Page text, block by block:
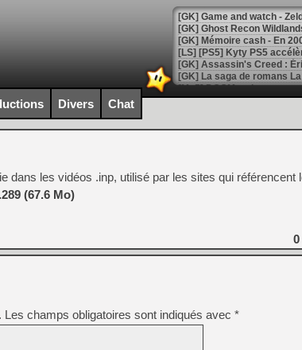
[Mo5] DOOM arrive en
[GK] Bethesda fête les 30
[GK] Roblox : l'action en
[GK] Agenda - GeForce
[GK] Devolver Digital en a
[LS] [PS5] ps5-y2jb-
[GK] Pourquoi Marvel
[GK] Test : Restory : Chill
[GK] GTA 6 : Rockstar
[GK] Hot Wheels Infinite
[GK] Mémoire cash -
[GK] Résultats Nintendo :
[GK] Déjà des
[Mo5] Brickboy cherche à
[GK] Minecraft et ses «
Divers Chat
dans les vidéos .inp, utilisé par les sites qui référencent
(67.6 Mo)
0
Les champs obligatoires sont indiqués avec *